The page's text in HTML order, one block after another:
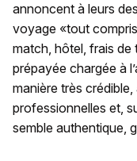
annoncent à leurs
voyage «tout
match, hôtel, frais de
prépayée chargée à
manière très
professionnelles et,
semble authentique,